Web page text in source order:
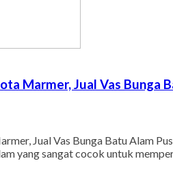
Marmer, Jual Vas Bunga
Jual Vas Bunga Batu Alam
yang sangat cocok untuk